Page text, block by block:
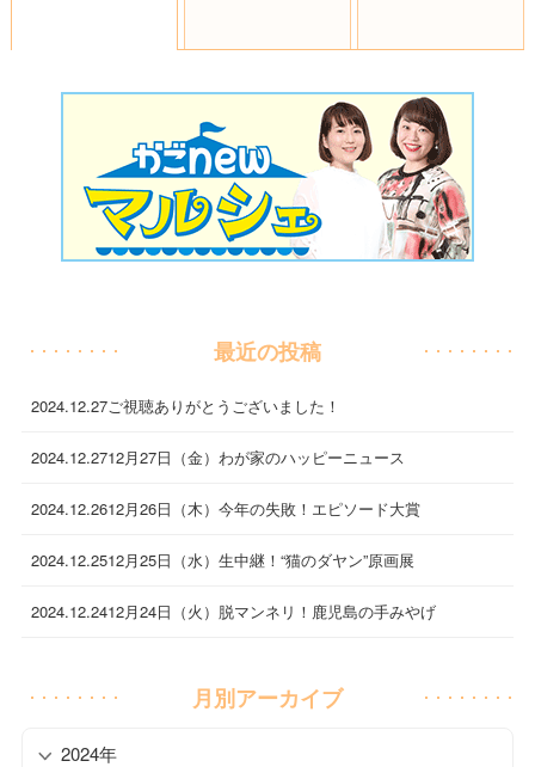
最近の投稿
2024.12.27ご視聴ありがとうございました！
2024.12.2712月27日（金）わが家のハッピーニュース
2024.12.2612月26日（木）今年の失敗！エピソード大賞
2024.12.2512月25日（水）生中継！“猫のダヤン”原画展
2024.12.2412月24日（火）脱マンネリ！鹿児島の手みやげ
月別アーカイブ
2024年